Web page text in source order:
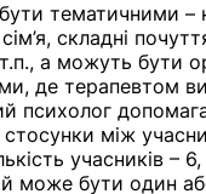
тематичними –
складні
а можуть бути
де терапевтом
психолог
стосунки між
учасників –
може бути один